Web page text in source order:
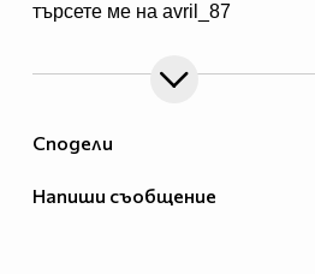
Сподели
Напиши съобщение
търсете ме на avril_87